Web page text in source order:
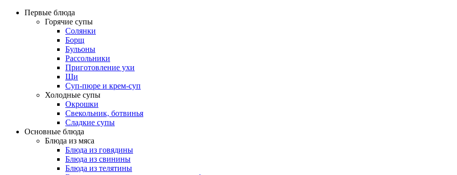
Первые блюда
Горячие супы
Солянки
Борщ
Бульоны
Рассольники
Приготовление ухи
Щи
Суп-пюре и крем-суп
Холодные супы
Окрошки
Свекольник, ботвинья
Cладкие супы
Основные блюда
Блюда из мяса
Блюда из говядины
Блюда из свинины
Блюда из телятины